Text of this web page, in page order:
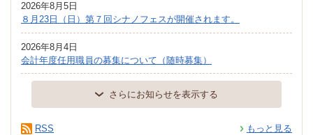
2026年8月5日
８月23日（日）第７回シナノフェスが開催されます。
2026年8月4日
会計年度任用職員の募集について（随時募集）
さらにお知らせを表示する
もっと見る
RSS